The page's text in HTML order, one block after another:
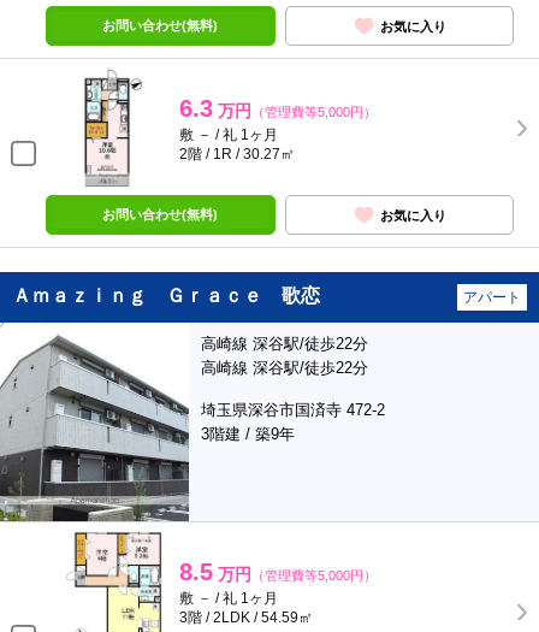
お問い合わせ(無料) お気に入り
6.3 万円 （管理費等5,000円）
敷 － / 礼 1ヶ月
2階 / 1R / 30.27㎡
お問い合わせ(無料) お気に入り
Ａｍａｚｉｎｇ Ｇｒａｃｅ 歌恋 アパート
高崎線 深谷駅/徒歩22分
高崎線 深谷駅/徒歩22分
埼玉県深谷市国済寺 472-2
3階建 / 築9年
8.5 万円 （管理費等5,000円）
敷 － / 礼 1ヶ月
3階 / 2LDK / 54.59㎡